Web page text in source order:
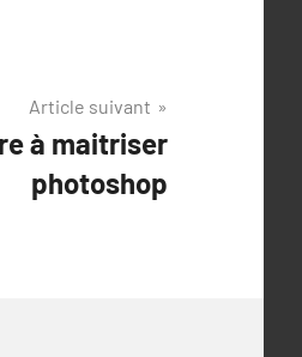
Article suivant
à maitriser
photoshop